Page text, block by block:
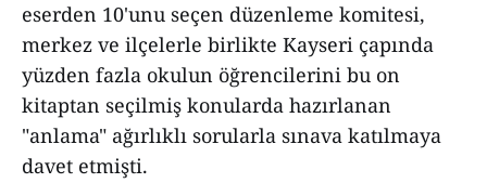
eserden 10'unu seçen düzenleme komitesi,
merkez ve ilçelerle birlikte Kayseri çapında
yüzden fazla okulun öğrencilerini bu on
kitaptan seçilmiş konularda hazırlanan
"anlama" ağırlıklı sorularla sınava katılmaya
davet etmişti.